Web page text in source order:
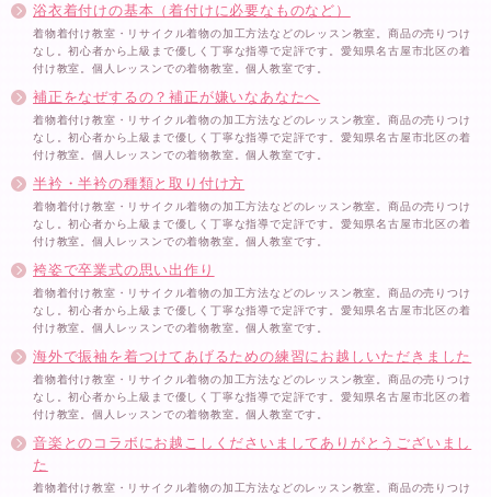
浴衣着付けの基本（着付けに必要なものなど）
着物着付け教室・リサイクル着物の加工方法などのレッスン教室。商品の売りつけ
なし。初心者から上級まで優しく丁寧な指導で定評です。愛知県名古屋市北区の着
付け教室。個人レッスンでの着物教室。個人教室です。
補正をなぜするの？補正が嫌いなあなたへ
着物着付け教室・リサイクル着物の加工方法などのレッスン教室。商品の売りつけ
なし。初心者から上級まで優しく丁寧な指導で定評です。愛知県名古屋市北区の着
付け教室。個人レッスンでの着物教室。個人教室です。
半衿・半衿の種類と取り付け方
着物着付け教室・リサイクル着物の加工方法などのレッスン教室。商品の売りつけ
なし。初心者から上級まで優しく丁寧な指導で定評です。愛知県名古屋市北区の着
付け教室。個人レッスンでの着物教室。個人教室です。
袴姿で卒業式の思い出作り
着物着付け教室・リサイクル着物の加工方法などのレッスン教室。商品の売りつけ
なし。初心者から上級まで優しく丁寧な指導で定評です。愛知県名古屋市北区の着
付け教室。個人レッスンでの着物教室。個人教室です。
海外で振袖を着つけてあげるための練習にお越しいただきました
着物着付け教室・リサイクル着物の加工方法などのレッスン教室。商品の売りつけ
なし。初心者から上級まで優しく丁寧な指導で定評です。愛知県名古屋市北区の着
付け教室。個人レッスンでの着物教室。個人教室です。
音楽とのコラボにお越こしくださいましてありがとうございまし
た
着物着付け教室・リサイクル着物の加工方法などのレッスン教室。商品の売りつけ